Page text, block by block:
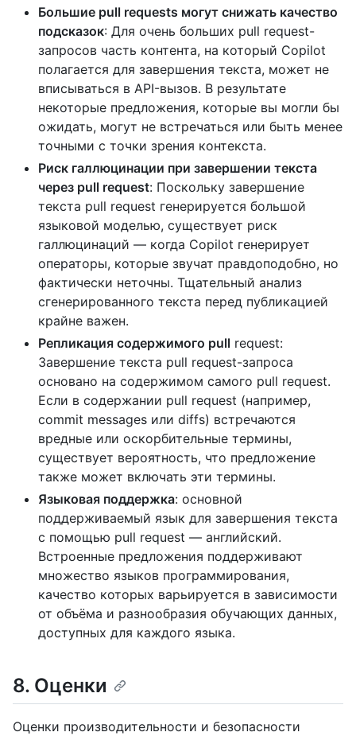
Большие pull requests могут снижать качество
подсказок: Для очень больших pull request-
запросов часть контента, на который Copilot
полагается для завершения текста, может не
вписываться в API-вызов. В результате
некоторые предложения, которые вы могли бы
ожидать, могут не встречаться или быть менее
точными с точки зрения контекста.
Риск галлюцинации при завершении текста
через pull request: Поскольку завершение
текста pull request генерируется большой
языковой моделью, существует риск
галлюцинаций — когда Copilot генерирует
операторы, которые звучат правдоподобно, но
фактически неточны. Тщательный анализ
сгенерированного текста перед публикацией
крайне важен.
Репликация содержимого pull request:
Завершение текста pull request-запроса
основано на содержимом самого pull request.
Если в содержании pull request (например,
commit messages или diffs) встречаются
вредные или оскорбительные термины,
существует вероятность, что предложение
также может включать эти термины.
Языковая поддержка: основной
поддерживаемый язык для завершения текста
с помощью pull request — английский.
Встроенные предложения поддерживают
множество языков программирования,
качество которых варьируется в зависимости
от объёма и разнообразия обучающих данных,
доступных для каждого языка.
8. Оценки
Оценки производительности и безопасности